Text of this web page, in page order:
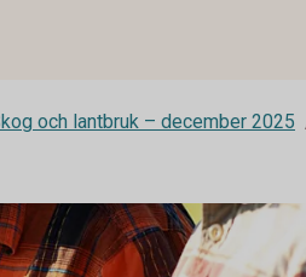
och lantbruk – december 2025